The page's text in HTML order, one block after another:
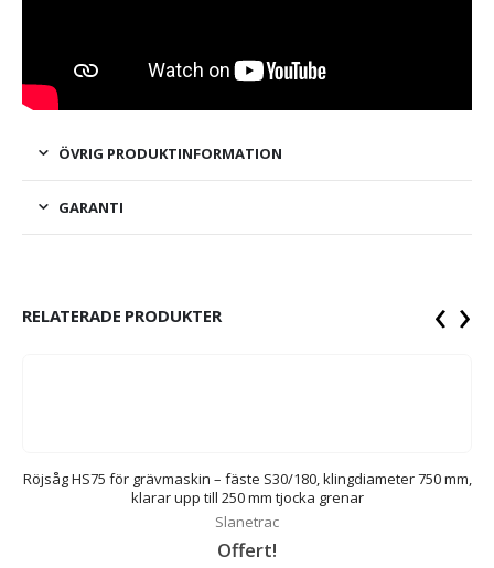
ÖVRIG PRODUKTINFORMATION
GARANTI
RELATERADE PRODUKTER
Röjsåg HS75 för grävmaskin – fäste S30/180, klingdiameter 750 mm,
klarar upp till 250 mm tjocka grenar
Slanetrac
Offert!
‹ ›